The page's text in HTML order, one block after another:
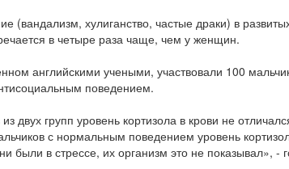
(вандализм, хулиганство, частые драки) в
в четыре раза чаще, чем у женщин.
английскими учеными, участвовали 100
поведением.
двух групп уровень кортизола в крови не
с нормальным поведением уровень
были в стрессе, их организм это не показывал», -